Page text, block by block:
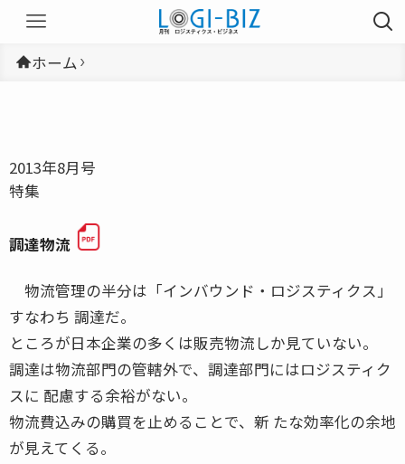
ホーム
2013年8月号
特集
調達物流
物流管理の半分は「インバウンド・ロジスティクス」
すなわち 調達だ。
ところが日本企業の多くは販売物流しか見ていない。
調達は物流部門の管轄外で、調達部門にはロジスティク
スに 配慮する余裕がない。
物流費込みの購買を止めることで、新 たな効率化の余地
が見えてくる。